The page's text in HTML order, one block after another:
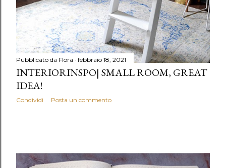
Pubblicato da Flora febbraio 18, 2021
INTERIORINSPO| SMALL ROOM, GREAT
IDEA!
Condividi Posta un commento